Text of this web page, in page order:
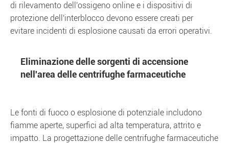
di rilevamento dell'ossigeno online e i dispositivi di
protezione dell'interblocco devono essere creati per
evitare incidenti di esplosione causati da errori operativi.
Eliminazione delle sorgenti di accensione
nell'area delle centrifughe farmaceutiche
Le fonti di fuoco o esplosione di potenziale includono
fiamme aperte, superfici ad alta temperatura, attrito e
impatto. La progettazione delle centrifughe farmaceutiche